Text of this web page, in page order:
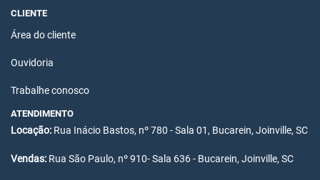
CLIENTE
Área do cliente
Ouvidoria
Trabalhe conosco
ATENDIMENTO
Locação: Rua Inácio Bastos, nº 780 - Sala 01, Bucarein, Joinville, SC
Vendas: Rua São Paulo, nº 910- Sala 636 - Bucarein, Joinville, SC